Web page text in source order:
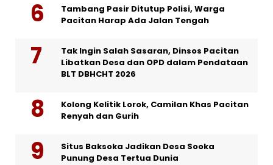
Tambang Pasir Ditutup Polisi, Warga
Pacitan Harap Ada Jalan Tengah
Tak Ingin Salah Sasaran, Dinsos Pacitan
Libatkan Desa dan OPD dalam Pendataan
BLT DBHCHT 2026
Kolong Kelitik Lorok, Camilan Khas Pacitan
Renyah dan Gurih
Situs Baksoka Jadikan Desa Sooka
Punung Desa Tertua Dunia